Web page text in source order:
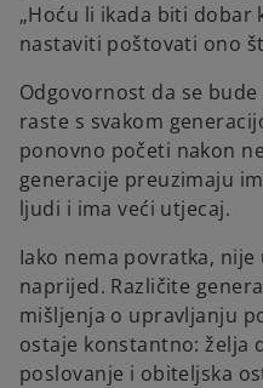
„Hoću li ikada biti dobar
nastaviti poštovati ono
Odgovornost da se
raste s svakom
ponovno početi nakon
generacije preuzimaju
ljudi i ima veći utjecaj.
Iako nema povratka,
naprijed. Različite
mišljenja o upravljanju
ostaje konstantno: želja
poslovanje i obiteljska